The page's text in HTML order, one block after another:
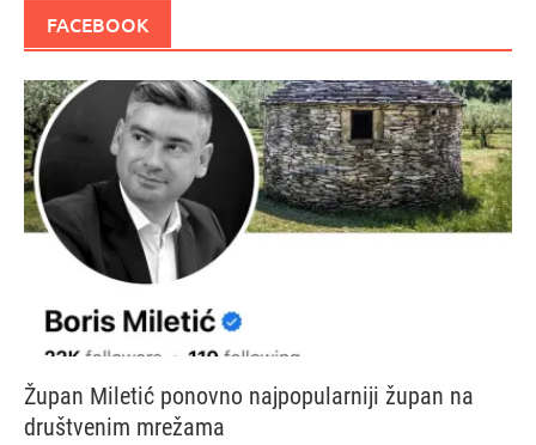
FACEBOOK
Župan Miletić ponovno najpopularniji župan na
društvenim mrežama